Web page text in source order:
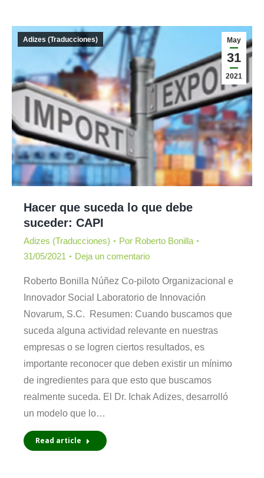
May
31
2021
Adizes (Traducciones)
Hacer que suceda lo que debe
suceder: CAPI
Adizes (Traducciones) Por Roberto Bonilla
31/05/2021
Deja un comentario
Roberto Bonilla Núñez Co-piloto Organizacional e
Innovador Social Laboratorio de Innovación
Novarum, S.C. Resumen: Cuando buscamos que
suceda alguna actividad relevante en nuestras
empresas o se logren ciertos resultados, es
importante reconocer que deben existir un mí­nimo
de ingredientes para que esto que buscamos
realmente suceda. El Dr. Ichak Adizes, desarrolló
un modelo que lo…
Read article